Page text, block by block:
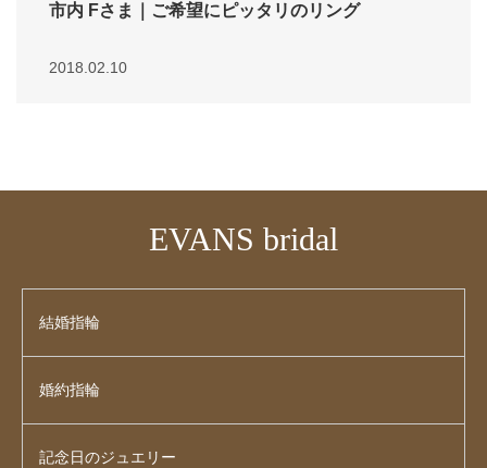
市内 Fさま｜ご希望にピッタリのリング
2018.02.10
EVANS bridal
結婚指輪
婚約指輪
記念日のジュエリー